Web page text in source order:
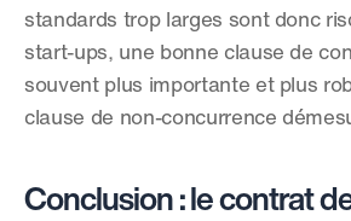
standards trop larges sont donc
start-ups, une bonne clause de
souvent plus importante et plus
clause de non-concurrence
Conclusion : le contrat